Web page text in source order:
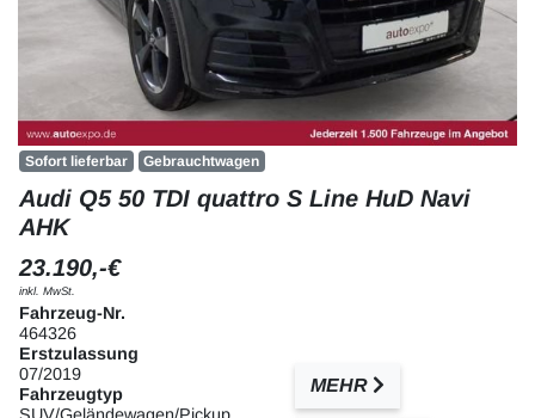
Sofort lieferbar Gebrauchtwagen
Audi Q5 50 TDI quattro S Line HuD Navi
AHK
23.190,-€
inkl. MwSt.
Fahrzeug-Nr.
464326
Erstzulassung
07/2019
Fahrzeugtyp
MEHR